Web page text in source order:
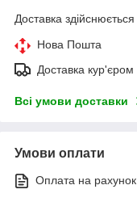
Доставка
Нова Пошта
Доставка кур'єром
Всі умови доставки
Умови оплати
Оплата на рахунок